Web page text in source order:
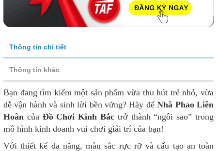
Thông tin chi tiết
Thông tin khác
Bạn đang tìm kiếm một sản phẩm vừa thu hút trẻ nhỏ, vừa
dễ vận hành và sinh lời bền vững? Hãy đểNhà Phao Liên
Hoàn của Đồ Chơi Kinh Bắc trở thành “ngôi sao” trong
mô hình kinh doanh vui chơi giải trí của bạn!
Với thiết kế đa năng, màu sắc rực rỡ và cấu tạo an toàn